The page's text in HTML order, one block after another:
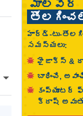
మాల్వేర్
హార్డ్-టు-
సమస్యలు:
హైజాక్స్ &
బాధించే,
కంప్యూటర్
క్రాష్